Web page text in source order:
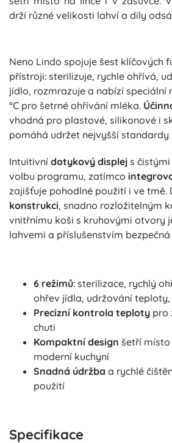
drží různé velikosti lahví a díly
Neno Lindo spojuje šest klíčových
přístroji: sterilizuje, rychle ohřívá,
jídlo, rozmrazuje a nabízí speciální
°C pro šetrné ohřívání mléka.
vhodná pro plastové, silikonové i
pomáhá udržet nejvyšší
Intuitivní dotykový displej s
volbu programu, zatímco
zajišťuje pohodlné použití i ve tmě.
konstrukci, snadno rozložitelným
vnitřnímu koši s kruhovými otvory
lahvemi a příslušenstvím
6 režimů: sterilizace, rychlý
ohřev jídla, udržování
Precizní kontrola teploty pro
chuti
Kompaktní design šetří místo
moderní kuchyní
Snadná údržba a rychlé
použití
Specifikace